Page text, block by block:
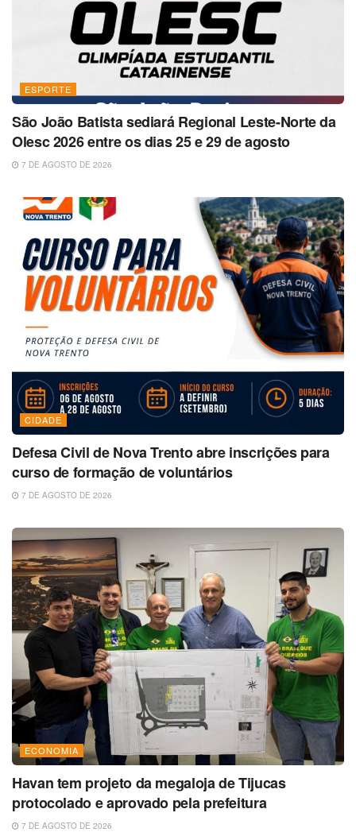
ESPORTE
São João Batista sediará Regional Leste-Norte da
Olesc 2026 entre os dias 25 e 29 de agosto
7 DE AGOSTO DE 2026
CIDADE
Defesa Civil de Nova Trento abre inscrições para
curso de formação de voluntários
7 DE AGOSTO DE 2026
ECONOMIA
Havan tem projeto da megaloja de Tijucas
protocolado e aprovado pela prefeitura
7 DE AGOSTO DE 2026